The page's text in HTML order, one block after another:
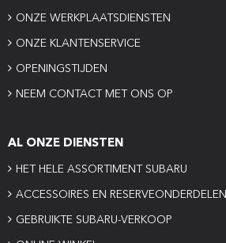
ONZE WERKPLAATSDIENSTEN
ONZE KLANTENSERVICE
OPENINGSTIJDEN
NEEM CONTACT MET ONS OP
AL ONZE DIENSTEN
HET HELE ASSORTIMENT SUBARU
ACCESSOIRES EN RESERVEONDERDELEN
GEBRUIKTE SUBARU-VERKOOP